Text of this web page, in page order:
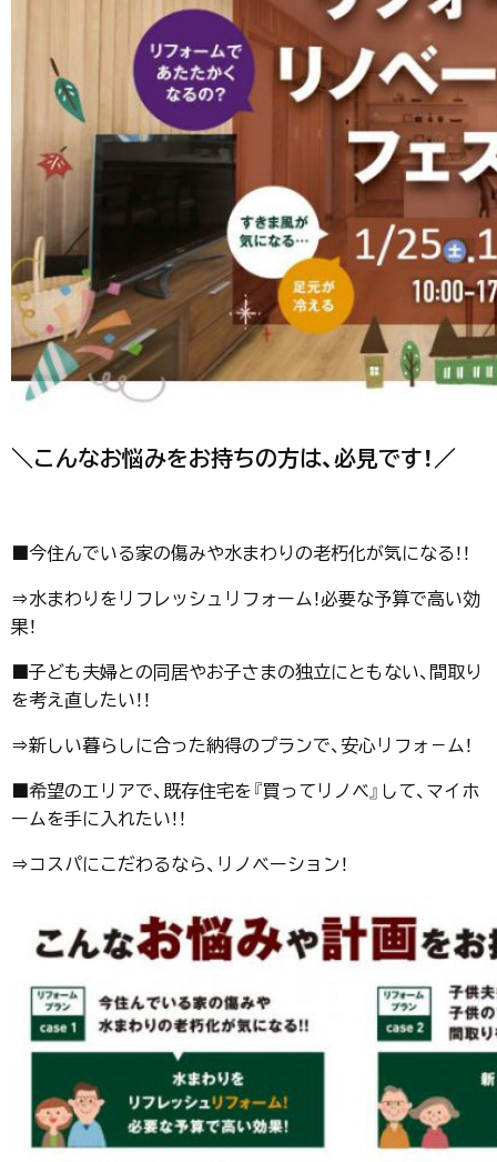
＼こんなお悩みをお持ちの方は、必見です！／
■今住んでいる家の傷みや水まわりの老朽化が気になる！！
⇒水まわりをリフレッシュリフォーム！必要な予算で高い効
果！
■子ども夫婦との同居やお子さまの独立にともない、間取り
を考え直したい！！
⇒新しい暮らしに合った納得のプランで、安心リフォ－ム！
■希望のエリアで、既存住宅を『買ってリノベ』して、マイホ
ームを手に入れたい！！
⇒コスパにこだわるなら、リノベーション！